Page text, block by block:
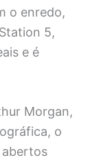
o enredo,
5,
e é
Morgan,
o
abertos